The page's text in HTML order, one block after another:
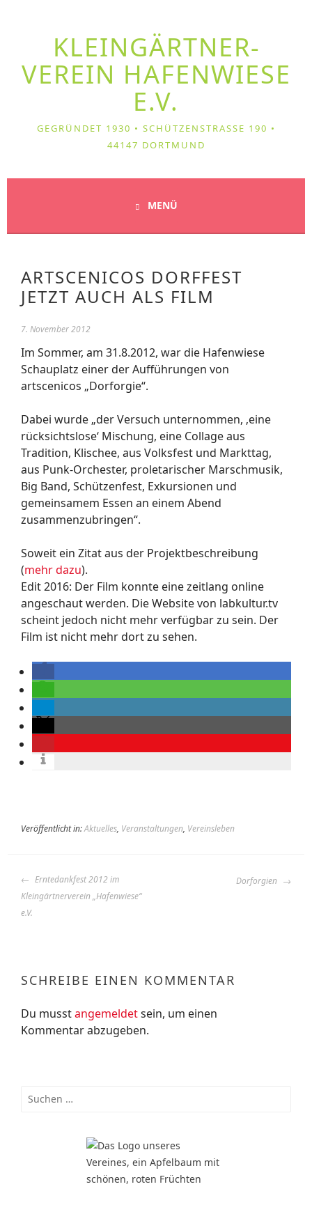
KLEIN­GÄRTNER­
VEREIN HAFENWIESE
E.V.
GEGRÜNDET 1930 • SCHÜTZENSTRASSE 190 • 4
4147 DORTMUND
MENÜ
ARTSCENICOS DORFFEST
JETZT AUCH ALS FILM
7. November 2012
Im Sommer, am 31.8.2012, war die Hafenwiese
Schauplatz einer der Aufführungen von
artscenicos „Dorforgie“.
Dabei wurde „der Versuch unternommen, ‚eine
rücksichtslose‘ Mischung, eine Collage aus
Tradition, Klischee, aus Volksfest und Markttag,
aus Punk-Orchester, proletarischer Marschmusik,
Big Band, Schützenfest, Exkursionen und
gemeinsamem Essen an einem Abend
zusammenzubringen“.
Soweit ein Zitat aus der Projektbeschreibung
(mehr dazu).
Edit 2016: Der Film konnte eine zeitlang online
angeschaut werden. Die Website von labkultur.tv
scheint jedoch nicht mehr verfügbar zu sein. Der
Film ist nicht mehr dort zu sehen.
Veröffentlicht in:Aktuelles, Veranstaltungen, Vereinsleben
BEITRAGS-
NAVIGATION
Erntedankfest 2012 im
Kleingärtnerverein „Hafenwiese“
e.V.
Dorforgien
SCHREIBE EINEN KOMMENTAR
Du musstangemeldetsein, um einen
Kommentar abzugeben.
Suchen